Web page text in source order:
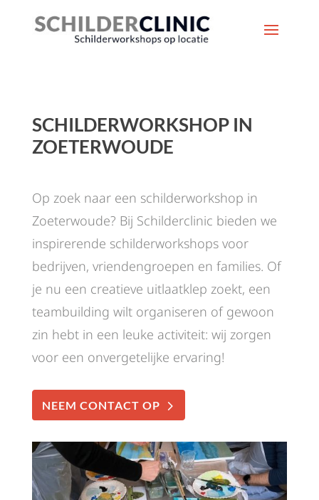
SCHILDERWORKSHOP IN
ZOETERWOUDE
Op zoek naar een schilderworkshop in
Zoeterwoude? Bij Schilderclinic bieden we
inspirerende schilderworkshops voor
bedrijven, vriendengroepen en families. Of
je nu een creatieve uitlaatklep zoekt, een
teambuilding wilt organiseren of gewoon
zin hebt in een leuke activiteit: wij zorgen
voor een onvergetelijke ervaring!
NEEM CONTACT OP